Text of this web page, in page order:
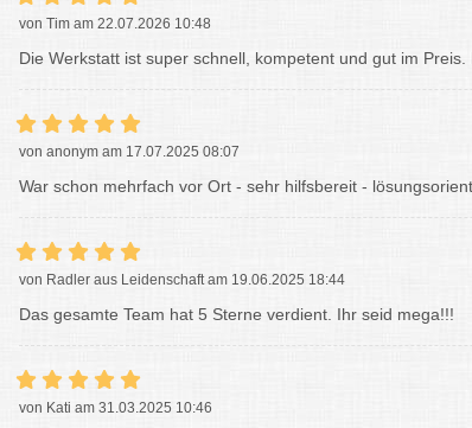
von Tim am 22.07.2026 10:48
Die Werkstatt ist super schnell, kompetent und gut im Preis.
von anonym am 17.07.2025 08:07
War schon mehrfach vor Ort - sehr hilfsbereit -
von Radler aus Leidenschaft am 19.06.2025 18:44
Das gesamte Team hat 5 Sterne verdient. Ihr seid mega!!!
von Kati am 31.03.2025 10:46